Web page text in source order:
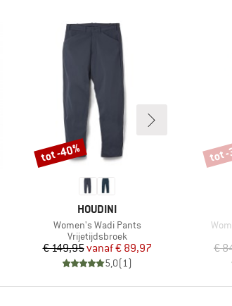
MERK
HOUDINI
Artikel
Women's Wadi Pants
Productgroep
Vrijetijdsbroek
Prijs
€ 149,95 Verlaagde prijs
vanaf€ 89,97
5,0(1)
Korting
tot -40%
€
tot